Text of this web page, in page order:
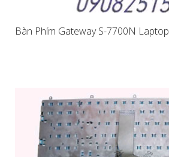
Bàn Phím Gateway S-7700N Laptop